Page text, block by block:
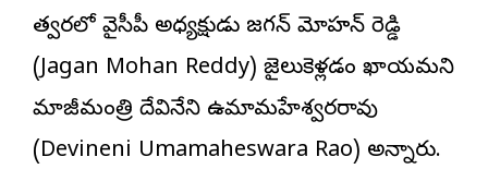
త్వరలో వైసీపీ అధ్యక్షుడు జగన్ మోహన్ రెడ్డి
(Jagan Mohan Reddy) జైలుకెళ్లడం ఖాయమని
మాజీమంత్రి దేవినేని ఉమామహేశ్వరరావు
(Devineni Umamaheswara Rao) అన్నారు.